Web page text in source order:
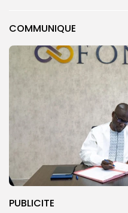
COMMUNIQUE
PUBLICITE